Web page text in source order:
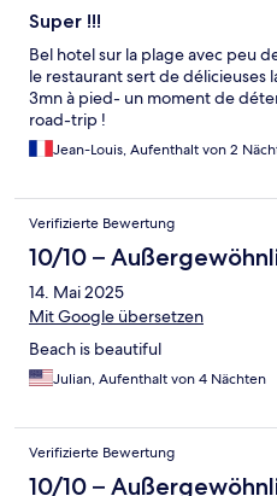
Super !!!
Bel hotel sur la plage avec peu
le restaurant sert de délicieuses
3mn à pied- un moment de
road-trip !
Jean-Louis, Aufenthalt von 2
Verifizierte Bewertung
10/10 –
14. Mai 2025
Mit Google übersetzen
Beach is beautiful
Julian, Aufenthalt von 4 Nächten
Verifizierte Bewertung
10/10 –